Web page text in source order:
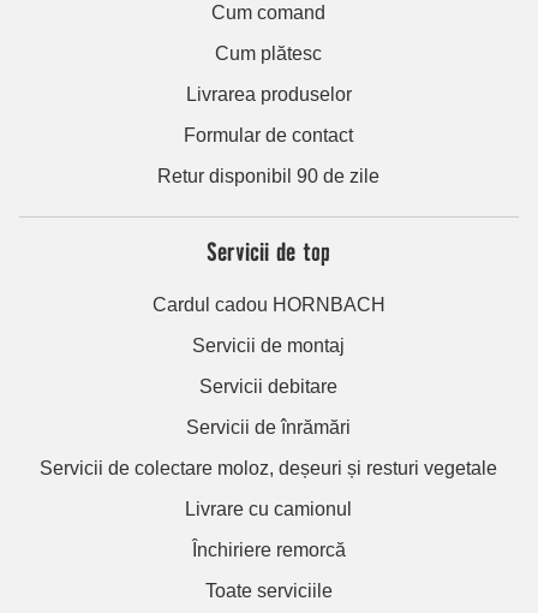
Cum comand
Cum plătesc
Livrarea produselor
Formular de contact
Retur disponibil 90 de zile
Servicii de top
Cardul cadou HORNBACH
Servicii de montaj
Servicii debitare
Servicii de înrămări
Servicii de colectare moloz, deșeuri și resturi vegetale
Livrare cu camionul
Închiriere remorcă
Toate serviciile